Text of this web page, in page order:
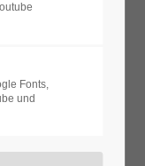
Fonts,
und